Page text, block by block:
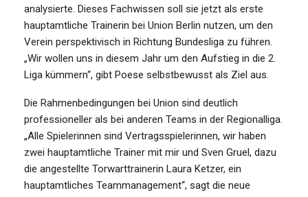
analysierte. Dieses Fachwissen soll sie jetzt als erste
hauptamtliche Trainerin bei Union Berlin nutzen, um den
Verein perspektivisch in Richtung Bundesliga zu führen.
„Wir wollen uns in diesem Jahr um den Aufstieg in die 2.
Liga kümmern“, gibt Poese selbstbewusst als Ziel aus.
Die Rahmenbedingungen bei Union sind deutlich
professioneller als bei anderen Teams in der Regionalliga.
„Alle Spielerinnen sind Vertragsspielerinnen, wir haben
zwei hauptamtliche Trainer mit mir und Sven Gruel, dazu
die angestellte Torwarttrainerin Laura Ketzer, ein
hauptamtliches Teammanagement“, sagt die neue